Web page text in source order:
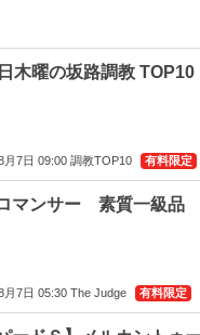
木曜の坂路調教 TOP10
月7日 09:00 調教TOP10 有料限定
マンサー 素質一級品
月7日 05:30 The Judge 有料限定